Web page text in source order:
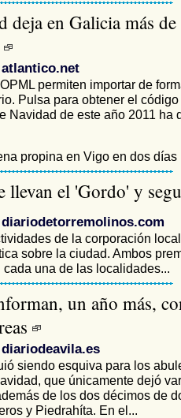
deja en Galicia más
permiten importar de
Pulsa para obtener el
Navidad de este año 2011 ha
propina en Vigo en dos días
llevan el 'Gordo' y
diariodetorremolinos.com
de la corporación
sobre la ciudad. Ambos
una de las localidades...
un año más,
siendo esquiva para los
que únicamente dejó
de los dos décimos de
y Piedrahíta. En el...